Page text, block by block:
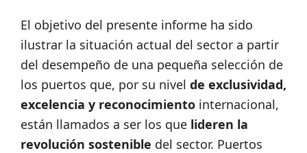
El objetivo del presente informe ha sido
ilustrar la situación actual del sector a partir
del desempeño de una pequeña selección de
los puertos que, por su nivel de exclusividad,
excelencia y reconocimiento internacional,
están llamados a ser los que lideren la
revolución sostenible del sector. Puertos